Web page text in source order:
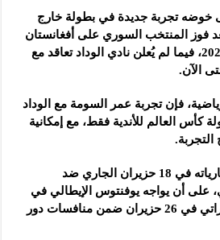
خوضه تجربة جديدة في بطولة خارج
فوز المنتخب السوري على أفغانستان
في تصفيات كأس آسيا 2027، فيما لم يُعلن نادي الوداد تعاقد مع
الآن.
فإن تجربة عمر السومة مع الوداد
كأس العالم للأندية فقط، مع إمكانية
وسيخوض الوداد أولى مبارياته في 18 حزيران الجاري ضد
على أن يواجه يوفنتوس الإيطالي في
22 حزيران ثم العين الإماراتي في 26 حزيران ضمن منافسات دور